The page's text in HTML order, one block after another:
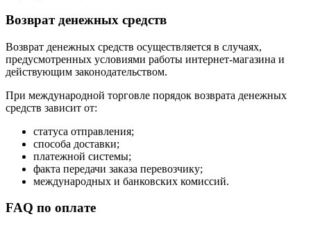
Возврат денежных средств
Возврат денежных средств осуществляется в случаях,
предусмотренных условиями работы интернет-магазина и
действующим законодательством.
При международной торговле порядок возврата денежных
средств зависит от:
статуса отправления;
способа доставки;
платежной системы;
факта передачи заказа перевозчику;
международных и банковских комиссий.
FAQ по оплате